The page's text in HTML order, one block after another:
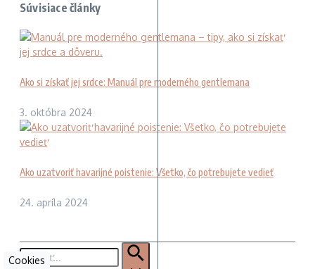
Súvisiace články
Ako si získať jej srdce: Manuál pre moderného gentlemana
3. októbra 2024
Ako uzatvoriť havarijné poistenie: Všetko, čo potrebujete vedieť
24. apríla 2024
Hľadať:
Cookies